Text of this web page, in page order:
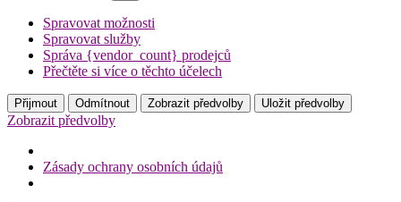
Spravovat možnosti
Spravovat služby
Správa {vendor_count} prodejců
Přečtěte si více o těchto účelech
Přijmout Odmítnout Zobrazit předvolby Uložit předvolby
Zobrazit předvolby
Zásady ochrany osobních údajů